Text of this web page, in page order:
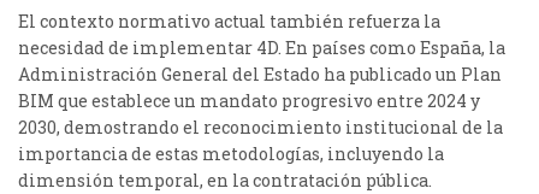
El contexto normativo actual también refuerza la
necesidad de implementar 4D. En países como España, la
Administración General del Estado ha publicado un Plan
BIM que establece un mandato progresivo entre 2024 y
2030, demostrando el reconocimiento institucional de la
importancia de estas metodologías, incluyendo la
dimensión temporal, en la contratación pública.